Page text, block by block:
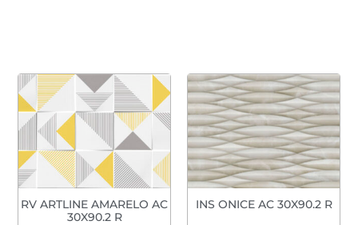
RV ARTLINE AMARELO AC
30X90.2 R
INS ONICE AC 30X90.2 R